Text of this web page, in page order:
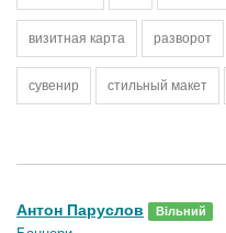
визитная карта разворот
сувенир стильный макет
Антон Паруслов Вільний